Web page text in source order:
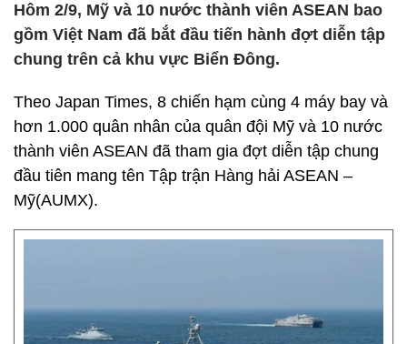
Hôm 2/9, Mỹ và 10 nước thành viên ASEAN bao
gồm Việt Nam đã bắt đầu tiến hành đợt diễn tập
chung trên cả khu vực Biển Đông.
Theo Japan Times, 8 chiến hạm cùng 4 máy bay và
hơn 1.000 quân nhân của quân đội Mỹ và 10 nước
thành viên ASEAN đã tham gia đợt diễn tập chung
đầu tiên mang tên Tập trận Hàng hải ASEAN –
Mỹ(AUMX).